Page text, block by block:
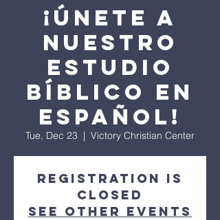
¡Únete a
nuestro
Estudio
Bíblico en
Español!
Tue, Dec 23
  |
Victory Christian Center
Registration is
closed
See other events